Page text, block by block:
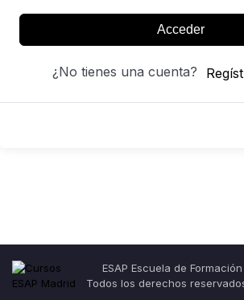
Acceder
¿No tienes una cuenta?
ESAP Escuela de
Todos los derechos